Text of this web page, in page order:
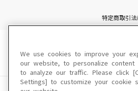
特定商取引
このサイト
We use cookies to improve your
our website, to personalize content
to analyze our traffic. Please click
Settings] to customize your cookie